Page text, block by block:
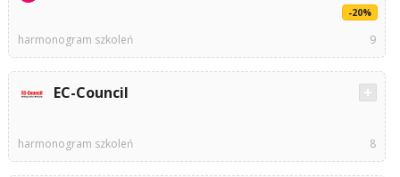
-20%
harmonogram szkoleń 9
EC-Council
harmonogram szkoleń 8